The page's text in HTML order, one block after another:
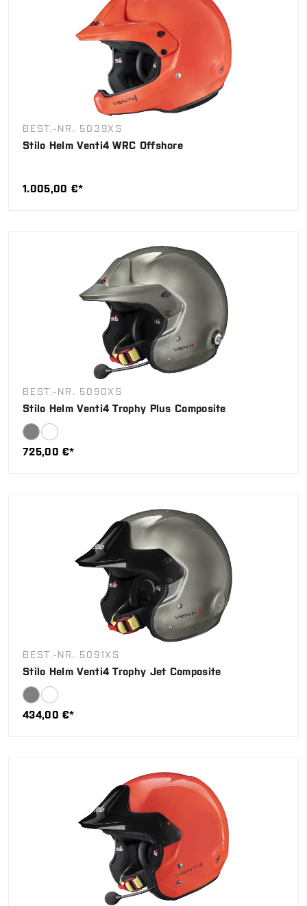
BEST.-NR. 5039XS
Stilo Helm Venti4 WRC Offshore
1.005,00 €*
BEST.-NR. 5090XS
Stilo Helm Venti4 Trophy Plus Composite
725,00 €*
BEST.-NR. 5091XS
Stilo Helm Venti4 Trophy Jet Composite
434,00 €*